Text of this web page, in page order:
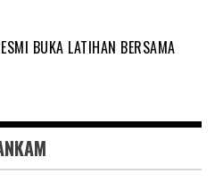
BUKA LATIHAN BERSAMA